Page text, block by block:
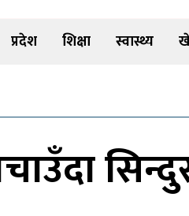
प्रदेश शिक्षा स्वास्थ्य